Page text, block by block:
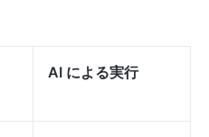
AI による実行